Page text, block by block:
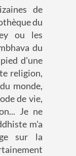
de
du
ou les
du
d'une
religion,
monde,
de vie,
Je ne
m'a
sur la